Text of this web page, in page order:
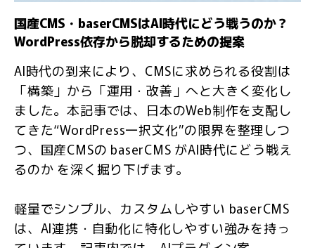
国産CMS・baserCMSはAI時代にどう戦うのか？
WordPress依存から脱却するための提案
AI時代の到来により、CMSに求められる役割は
「構築」から「運用・改善」へと大きく変化し
ました。本記事では、日本のWeb制作を支配し
てきた“WordPress一択文化”の限界を整理しつ
つ、国産CMSの baserCMS がAI時代にどう戦え
るのか を深く掘り下げます。
軽量でシンプル、カスタムしやすい baserCMS
は、AI連携・自動化に特化しやすい強みを持っ